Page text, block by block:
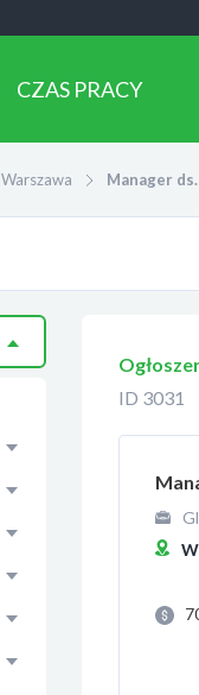
CZAS PRACY
Warszawa Manager
ID 3031